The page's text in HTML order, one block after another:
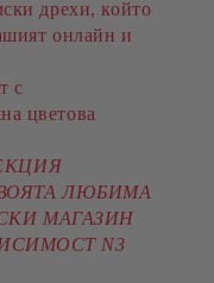
дрехи, който
онлайн и
с
цветова
ЛЮБИМА
МАГАЗИН
N3